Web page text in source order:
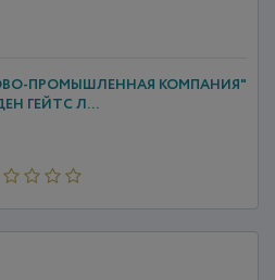
ПРОМЫШЛЕННАЯ КОМПАНИЯ"
ГЕЙТС Л...